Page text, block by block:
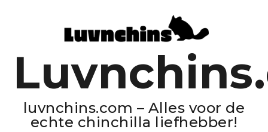
luvnchins.com – Alles voor de
echte chinchilla liefhebber!